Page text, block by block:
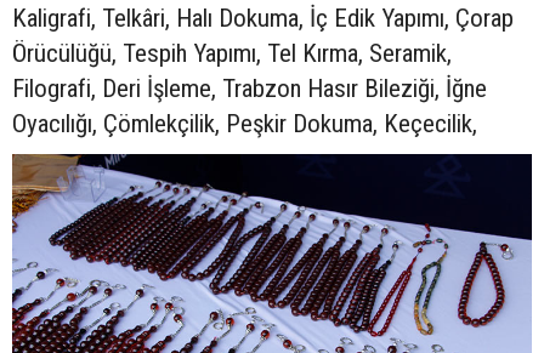
Kaligrafi, Telkâri, Halı Dokuma, İç Edik Yapımı, Çorap
Örücülüğü, Tespih Yapımı, Tel Kırma, Seramik,
Filografi, Deri İşleme, Trabzon Hasır Bileziği, İğne
Oyacılığı, Çömlekçilik, Peşkir Dokuma, Keçecilik,